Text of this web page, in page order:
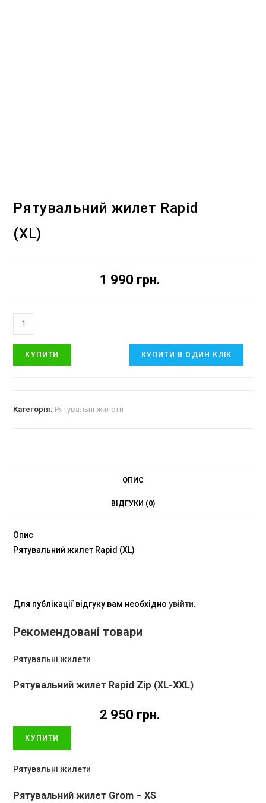
Рятувальний жилет Rapid
(XL)
грн.
1 990
КУПИТИ КУПИТИ В ОДИН КЛІК
Категорія: Рятувальні жилети
ОПИС
ВІДГУКИ (0)
Опис
Рятувальний жилет Rapid (XL)
Для публікації відгуку вам необхідноувійти.
Рекомендовані товари
Рятувальні жилети
Рятувальний жилет Rapid Zip (XL-XXL)
грн.
2 950
КУПИТИ
Рятувальні жилети
Рятувальний жилет Grom – XS